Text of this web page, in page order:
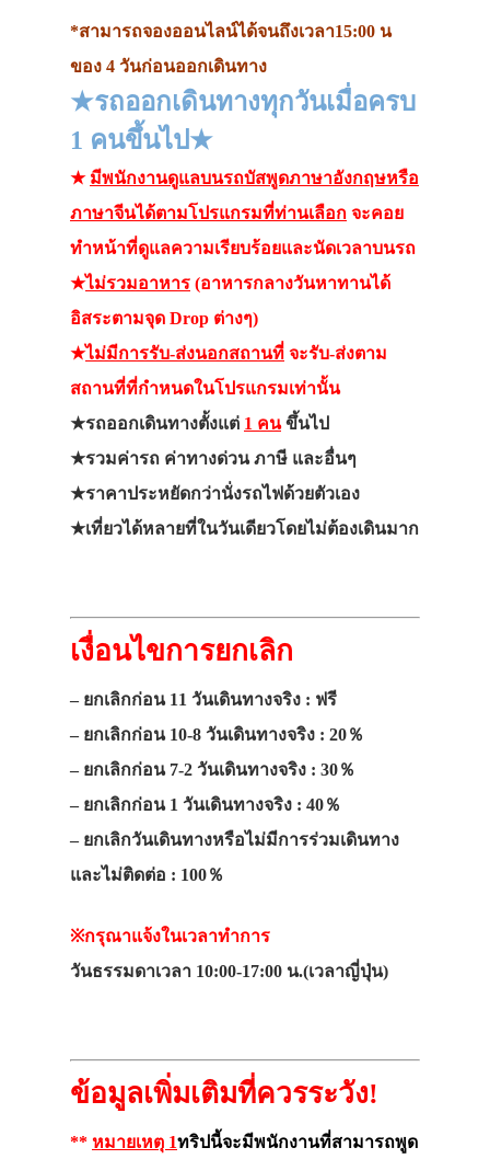
*สามารถจองออนไลน์ได้จนถึงเวลา15:00 น
ของ 4 วันก่อนออกเดินทาง
★รถออกเดินทางทุกวันเมื่อครบ
1 คนขึ้นไป★
★ มีพนักงานดูแลบนรถบัสพูดภาษาอังกฤษหรือ
ภาษาจีนได้ตามโปรแกรมที่ท่านเลือก จะคอย
ทำหน้าที่ดูแลความเรียบร้อยและนัดเวลาบนรถ
★ไม่รวมอาหาร (อาหารกลางวันหาทานได้
อิสระตามจุด Drop ต่างๆ)
★ไม่มีการรับ-ส่งนอกสถานที่ จะรับ-ส่งตาม
สถานที่ที่กำหนดในโปรแกรมเท่านั้น
★รถออกเดินทางตั้งแต่ 1 คนขึ้นไป
★รวมค่ารถ ค่าทางด่วน ภาษี และอื่นๆ
★ราคาประหยัดกว่านั่งรถไฟด้วยตัวเอง
★เที่ยวได้หลายที่ในวันเดียวโดยไม่ต้องเดินมาก
เงื่อนไขการยกเลิก
– ยกเลิกก่อน 11 วันเดินทางจริง : ฟรี
– ยกเลิกก่อน 10-8 วันเดินทางจริง : 20％
– ยกเลิกก่อน 7-2 วันเดินทางจริง : 30％
– ยกเลิกก่อน 1 วันเดินทางจริง : 40％
– ยกเลิกวันเดินทางหรือไม่มีการร่วมเดินทาง
และไม่ติดต่อ : 100％
※กรุณาแจ้งในเวลาทำการ
วันธรรมดาเวลา 10:00-17:00 น.(เวลาญี่ปุ่น)
ข้อมูลเพิ่มเติมที่ควรระวัง!
** หมายเหตุ 1ทริปนี้จะมีพนักงานที่สามารถพูด